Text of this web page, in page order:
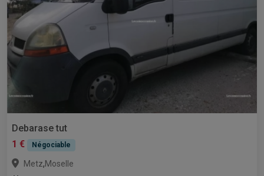
Debarase tut
1 €
Négociable
Metz,Moselle